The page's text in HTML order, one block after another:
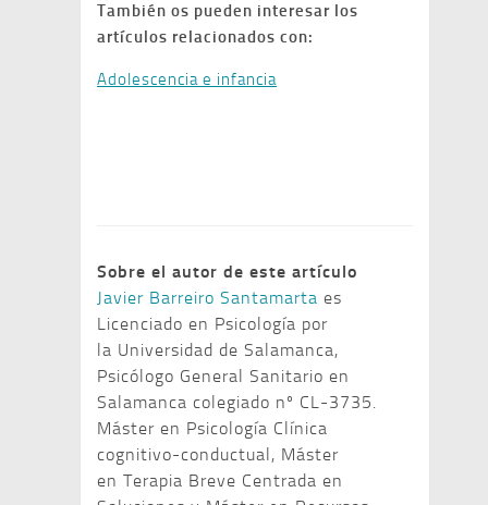
También os pueden interesar los
artículos relacionados con:
Adolescencia e infancia
Sobre el autor de este artículo
Javier Barreiro Santamarta es
Licenciado en Psicología por
la Universidad de Salamanca,
Psicólogo General Sanitario en
Salamanca colegiado nº CL-3735.
Máster en Psicología Clínica
cognitivo-conductual, Máster
en Terapia Breve Centrada en